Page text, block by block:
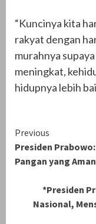
“Kuncinya kita
rakyat dengan
murahnya
meningkat,
hidupnya lebih
Continue
Reading
Previous
Presiden
Pangan yang
*Presiden
Nasional,